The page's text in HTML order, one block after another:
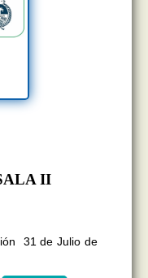
II
31 de Julio de